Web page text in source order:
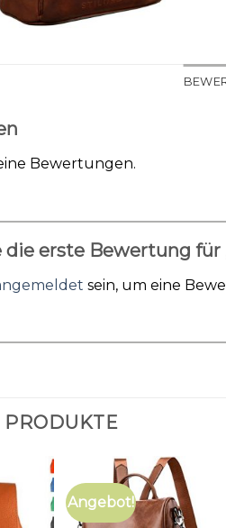
Bewertungen.
die erste Bewertung für
sein, um eine
Angebot!